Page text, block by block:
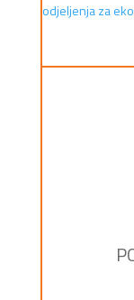
odjeljenja za